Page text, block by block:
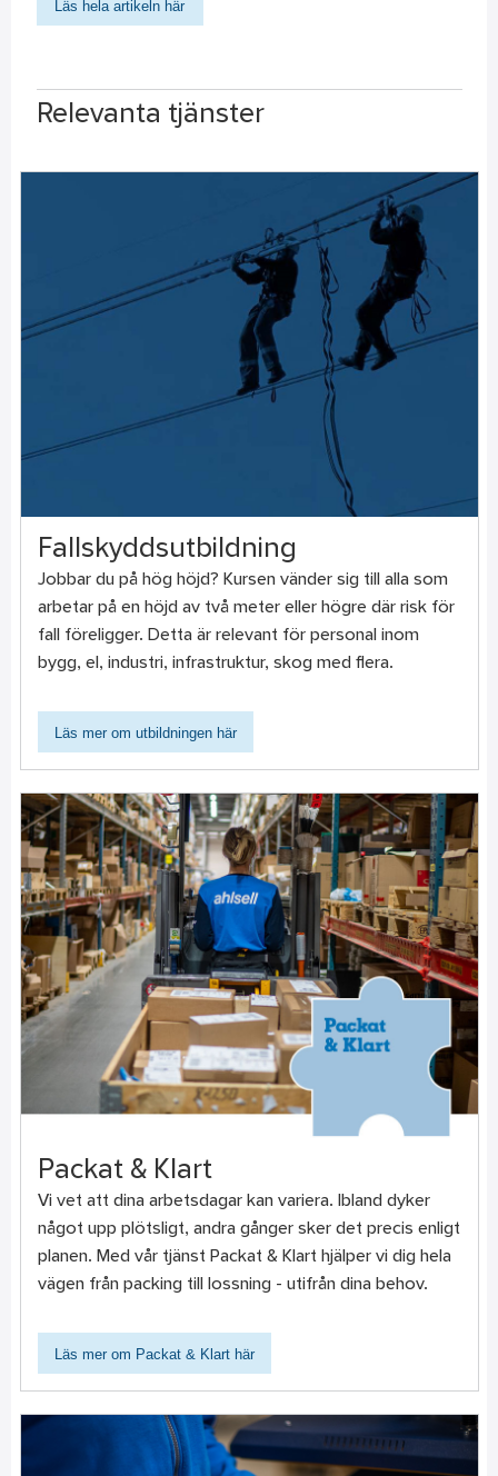
Läs hela artikeln här
Relevanta tjänster
Fallskyddsutbildning
Jobbar du på hög höjd? Kursen vänder sig till alla som
arbetar på en höjd av två meter eller högre där risk för
fall föreligger. Detta är relevant för personal inom
bygg, el, industri, infrastruktur, skog med flera.
Läs mer om utbildningen här
Packat & Klart
Vi vet att dina arbetsdagar kan variera. Ibland dyker
något upp plötsligt, andra gånger sker det precis enligt
planen. Med vår tjänst Packat & Klart hjälper vi dig hela
vägen från packing till lossning - utifrån dina behov.
Läs mer om Packat & Klart här